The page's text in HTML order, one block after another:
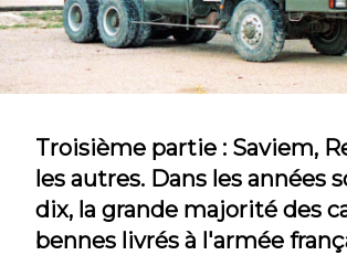
Troisième partie : Saviem,
les autres. Dans les années
dix, la grande majorité des
bennes livrés à l'armée